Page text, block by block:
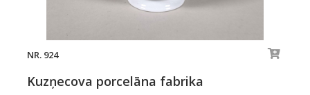
NR. 924
Kuzņecova porcelāna fabrika